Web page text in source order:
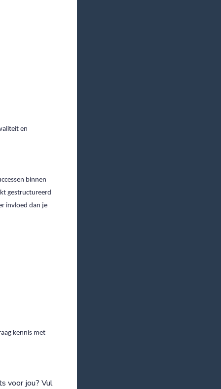
en
binnen
gestructureerd
invloed dan je
kennis met
voor jou? Vul